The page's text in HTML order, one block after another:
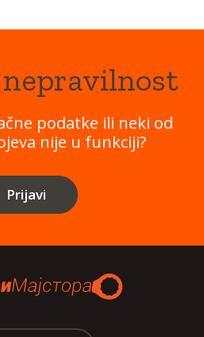
podatke ili neki od
nije u funkciji?
Prijavi